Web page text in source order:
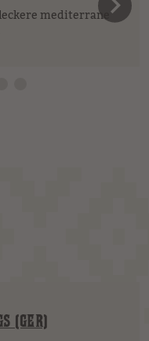
mediterrane
(GER)